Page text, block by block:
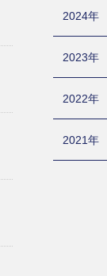
2024年
2023年
2022年
2021年